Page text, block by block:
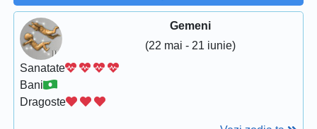
Gemeni
(22 mai - 21 iunie)
Sanatate
Bani
Dragoste